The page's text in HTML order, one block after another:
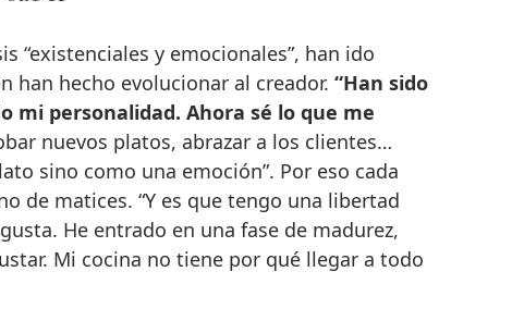
“existenciales y emocionales”, han ido
han hecho evolucionar al creador. “Han sido
mi personalidad. Ahora sé lo que me
nuevos platos, abrazar a los clientes…
sino como una emoción”. Por eso cada
de matices. “Y es que tengo una libertad
He entrado en una fase de madurez,
Mi cocina no tiene por qué llegar a todo